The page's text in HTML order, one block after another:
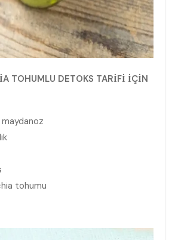
TOHUMLU DETOKS TARİFİ İÇİN
tohumu